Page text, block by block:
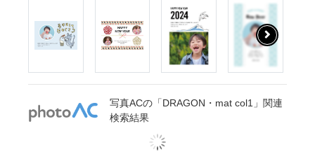
写真ACの「DRAGON・mat col1」関連
検索結果